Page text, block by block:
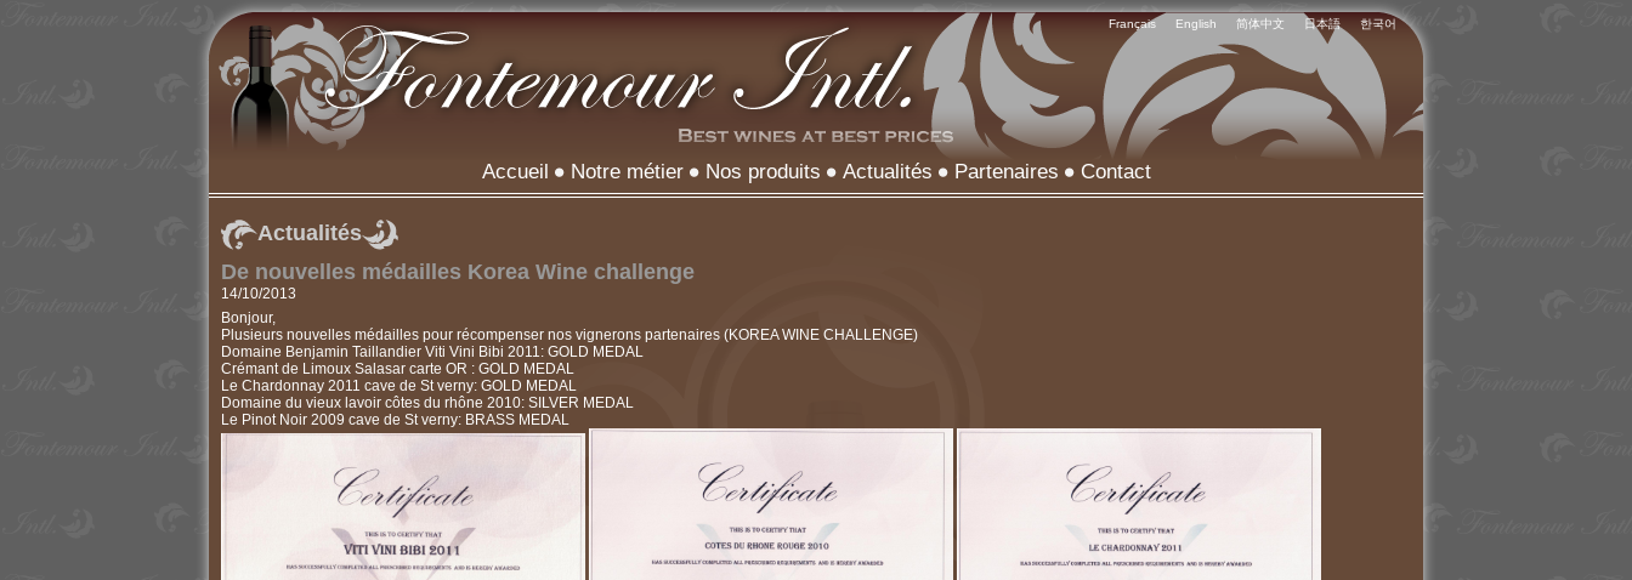
Français English 简体中文 日本語 한국어
Accueil Notre métier Nos produits Actualités Partenaires Contact
Actualités
De nouvelles médailles Korea Wine challenge
14/10/2013
Bonjour,
Plusieurs nouvelles médailles pour récompenser nos vignerons partenaires (KOREA WINE CHALLENGE)
Domaine Benjamin Taillandier Viti Vini Bibi 2011: GOLD MEDAL
Crémant de Limoux Salasar carte OR : GOLD MEDAL
Le Chardonnay 2011 cave de St verny: GOLD MEDAL
Domaine du vieux lavoir côtes du rhône 2010: SILVER MEDAL
Le Pinot Noir 2009 cave de St verny: BRASS MEDAL